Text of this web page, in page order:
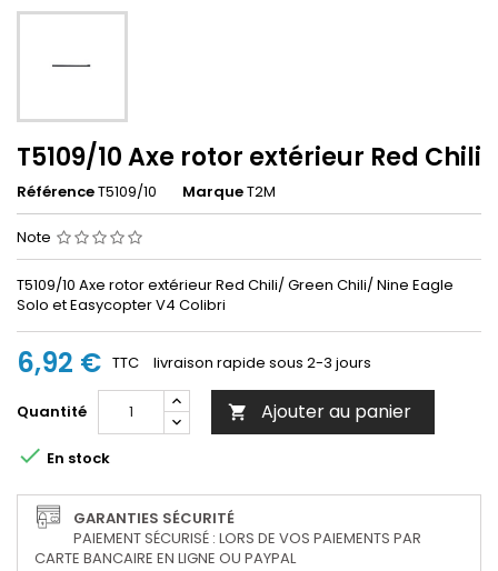
T5109/10 Axe rotor extérieur Red Chili
RéférenceT5109/10 MarqueT2M
Note
T5109/10 Axe rotor extérieur Red Chili/ Green Chili/ Nine Eagle
Solo et Easycopter V4 Colibri
6,92 € TTC livraison rapide sous 2-3 jours
Quantité  Ajouter au panier
 En stock
GARANTIES SÉCURITÉ
PAIEMENT SÉCURISÉ : LORS DE VOS PAIEMENTS PAR
CARTE BANCAIRE EN LIGNE OU PAYPAL